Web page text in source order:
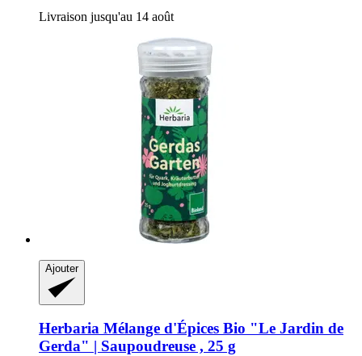
Livraison jusqu'au 14 août
Ajouter
Herbaria Mélange d'Épices Bio "Le Jardin de
Gerda" | Saupoudreuse , 25 g